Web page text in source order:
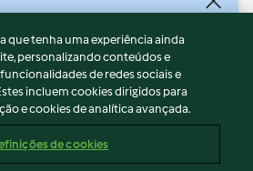
Dados
que tenha uma experiência ainda
personalizando conteúdos e
de redes sociais e
incluem cookies dirigidos para
e cookies de analítica avançada.
de cookies